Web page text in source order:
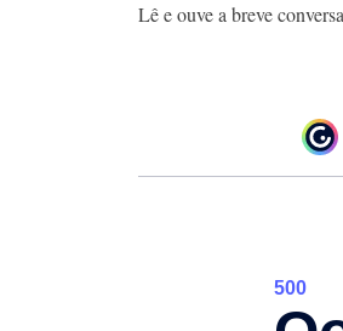
Lê e ouve a breve